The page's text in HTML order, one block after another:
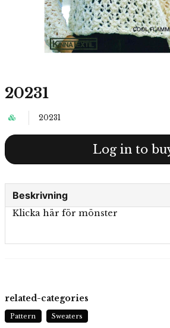
20231
20231
Log in to
Beskrivning
Klicka här för mönster
related-categories
Pattern Sweaters